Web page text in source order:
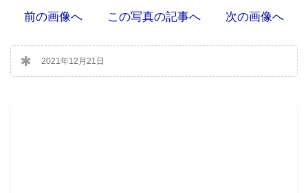
前の画像へ この写真の記事へ 次の画像へ
2021年12月21日